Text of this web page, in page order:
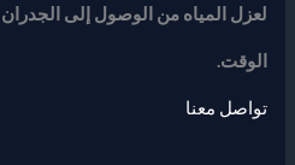
لعزل المياه من الوصول إلى الجدران
الوقت.
تواصل معنا